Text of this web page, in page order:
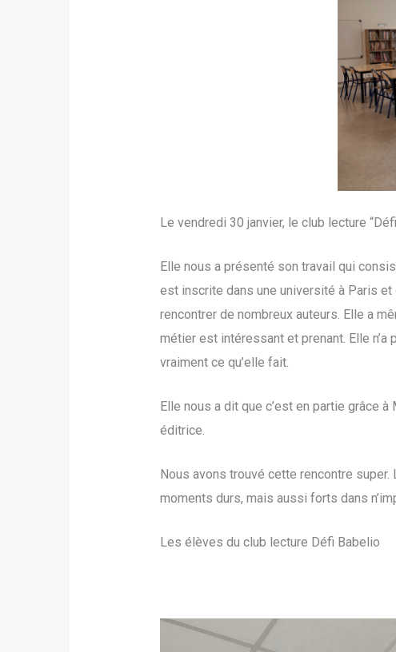
Le vendredi 30 janvier, le club lecture
Elle nous a présenté son travail qui
est inscrite dans une université à Paris et
rencontrer de nombreux auteurs. Elle a
métier est intéressant et prenant. Elle
vraiment ce qu’elle fait.
Elle nous a dit que c’est en partie grâce
éditrice.
Nous avons trouvé cette rencontre super.
moments durs, mais aussi forts dans
Les élèves du club lecture Défi Babelio